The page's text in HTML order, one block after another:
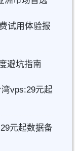
试用体验报
避坑指南
vps:29元起
元起数据备